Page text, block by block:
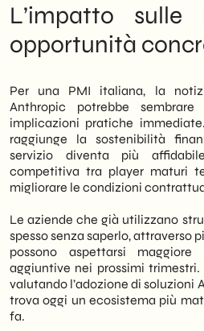
L’impatto sulle
opportunità
Per una PMI italiana, la
Anthropic potrebbe
implicazioni pratiche
raggiunge la sostenibilità
servizio diventa più
competitiva tra player maturi
migliorare le condizioni
Le aziende che già utilizzano
spesso senza saperlo, attraverso
possono aspettarsi
aggiuntive nei prossimi
valutando l’adozione di soluzioni
trova oggi un ecosistema più
fa.